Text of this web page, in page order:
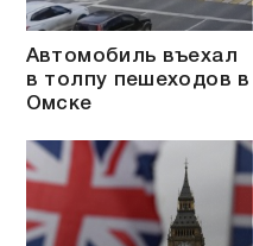
Автомобиль въехал
в толпу пешеходов в
Омске